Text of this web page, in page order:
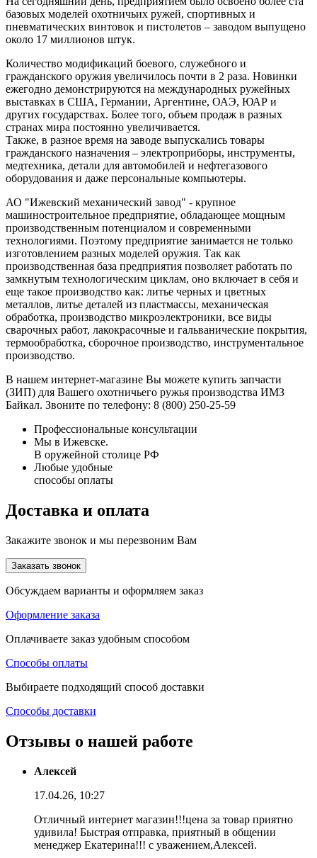
базовых моделей охотничьих ружей, спортивных и
пневматических винтовок и пистолетов – заводом выпущено
около 17 миллионов штук.
Количество модификаций боевого, служебного и
гражданского оружия увеличилось почти в 2 раза. Новинки
ежегодно демонстрируются на международных ружейных
выставках в США, Германии, Аргентине, ОАЭ, ЮАР и
других государствах. Более того, объем продаж в разных
странах мира постоянно увеличивается.
Также, в разное время на заводе выпускались товары
гражданского назначения – электроприборы, инструменты,
медтехника, детали для автомобилей и нефтегазового
оборудования и даже персональные компьютеры.
АО "Ижевский механический завод" - крупное
машиностроительное предприятие, обладающее мощным
производственным потенциалом и современными
технологиями. Поэтому предприятие занимается не только
изготовлением разных моделей оружия. Так как
производственная база предприятия позволяет работать по
замкнутым технологическим циклам, оно включает в себя и
еще такое производство как: литье черных и цветных
металлов, литье деталей из пластмассы, механическая
обработка, производство микроэлектроники, все виды
сварочных работ, лакокрасочные и гальванические покрытия,
термообработка, сборочное производство, инструментальное
производство.
В нашем интернет-магазине Вы можете купить запчасти
(ЗИП) для Вашего охотничьего ружья производства ИМЗ
Байкал. Звоните по телефону: 8 (800) 250-25-59
Профессиональные консультации
Мы в Ижевске.
В оружейной столице РФ
Любые удобные
способы оплаты
Доставка и оплата
Закажите звонок и мы перезвоним Вам
Заказать звонок
Обсуждаем варианты и оформляем заказ
Оформление заказа
Оплачиваете заказ удобным способом
Способы оплаты
Выбираете подходящий способ доставки
Способы доставки
Отзывы о нашей работе
Алексей
17.04.26, 10:27
Отличный интернет магазин!!!цена за товар приятно
удивила! Быстрая отправка, приятный в общении
менеджер Екатерина!!! с уважением,Алексей.